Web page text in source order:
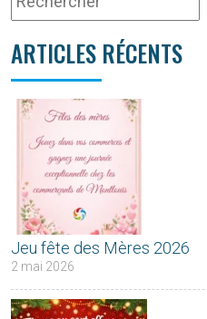
ARTICLES RÉCENTS
Jeu fête des Mères 2026
2 mai 2026